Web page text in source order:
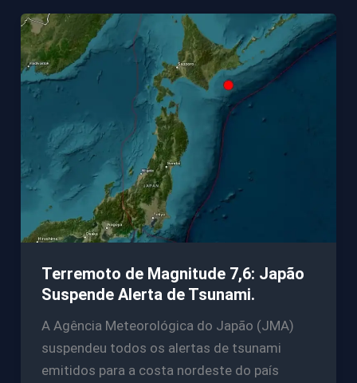
Terremoto de Magnitude 7,6: Japão
Suspende Alerta de Tsunami.
A Agência Meteorológica do Japão (JMA)
suspendeu todos os alertas de tsunami
emitidos para a costa nordeste do país